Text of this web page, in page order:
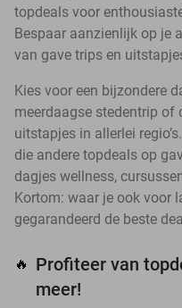
topdeals voor
Bespaar aanzienlijk op je
van gave trips en
Kies voor een bijzondere
meerdaagse stedentrip of
uitstapjes in allerlei
die andere topdeals op
dagjes wellness,
Kortom: waar je ook voor
gegarandeerd de beste
🔥
Profiteer van
meer!